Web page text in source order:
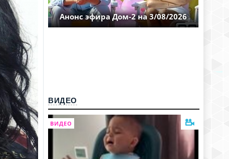
Анонс эфира Дом-2 на 3/08/2026
ВИДЕО
ВИДЕО